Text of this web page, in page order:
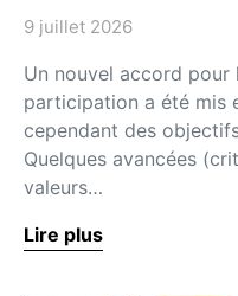
9 juillet 2026
Un nouvel accord pour
participation a été mis
cependant des
Quelques avancées
valeurs…
Lire plus